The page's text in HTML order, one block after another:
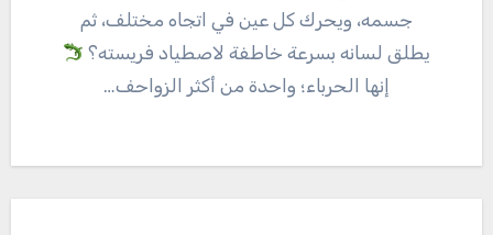
جسمه، ويحرك كل عين في اتجاه مختلف، ثم
يطلق لسانه بسرعة خاطفة لاصطياد فريسته؟
إنها الحرباء؛ واحدة من أكثر الزواحف…